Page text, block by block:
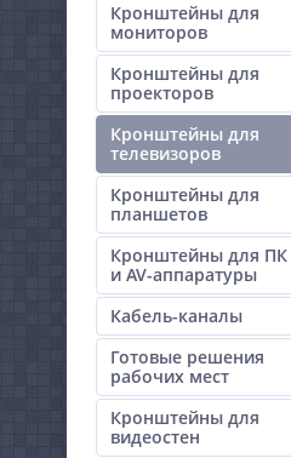
Кронштейны для
мониторов
Кронштейны для
проекторов
Кронштейны для
телевизоров
Кронштейны для
планшетов
Кронштейны для ПК
и AV-аппаратуры
Кабель-каналы
Готовые решения
рабочих мест
Кронштейны для
видеостен